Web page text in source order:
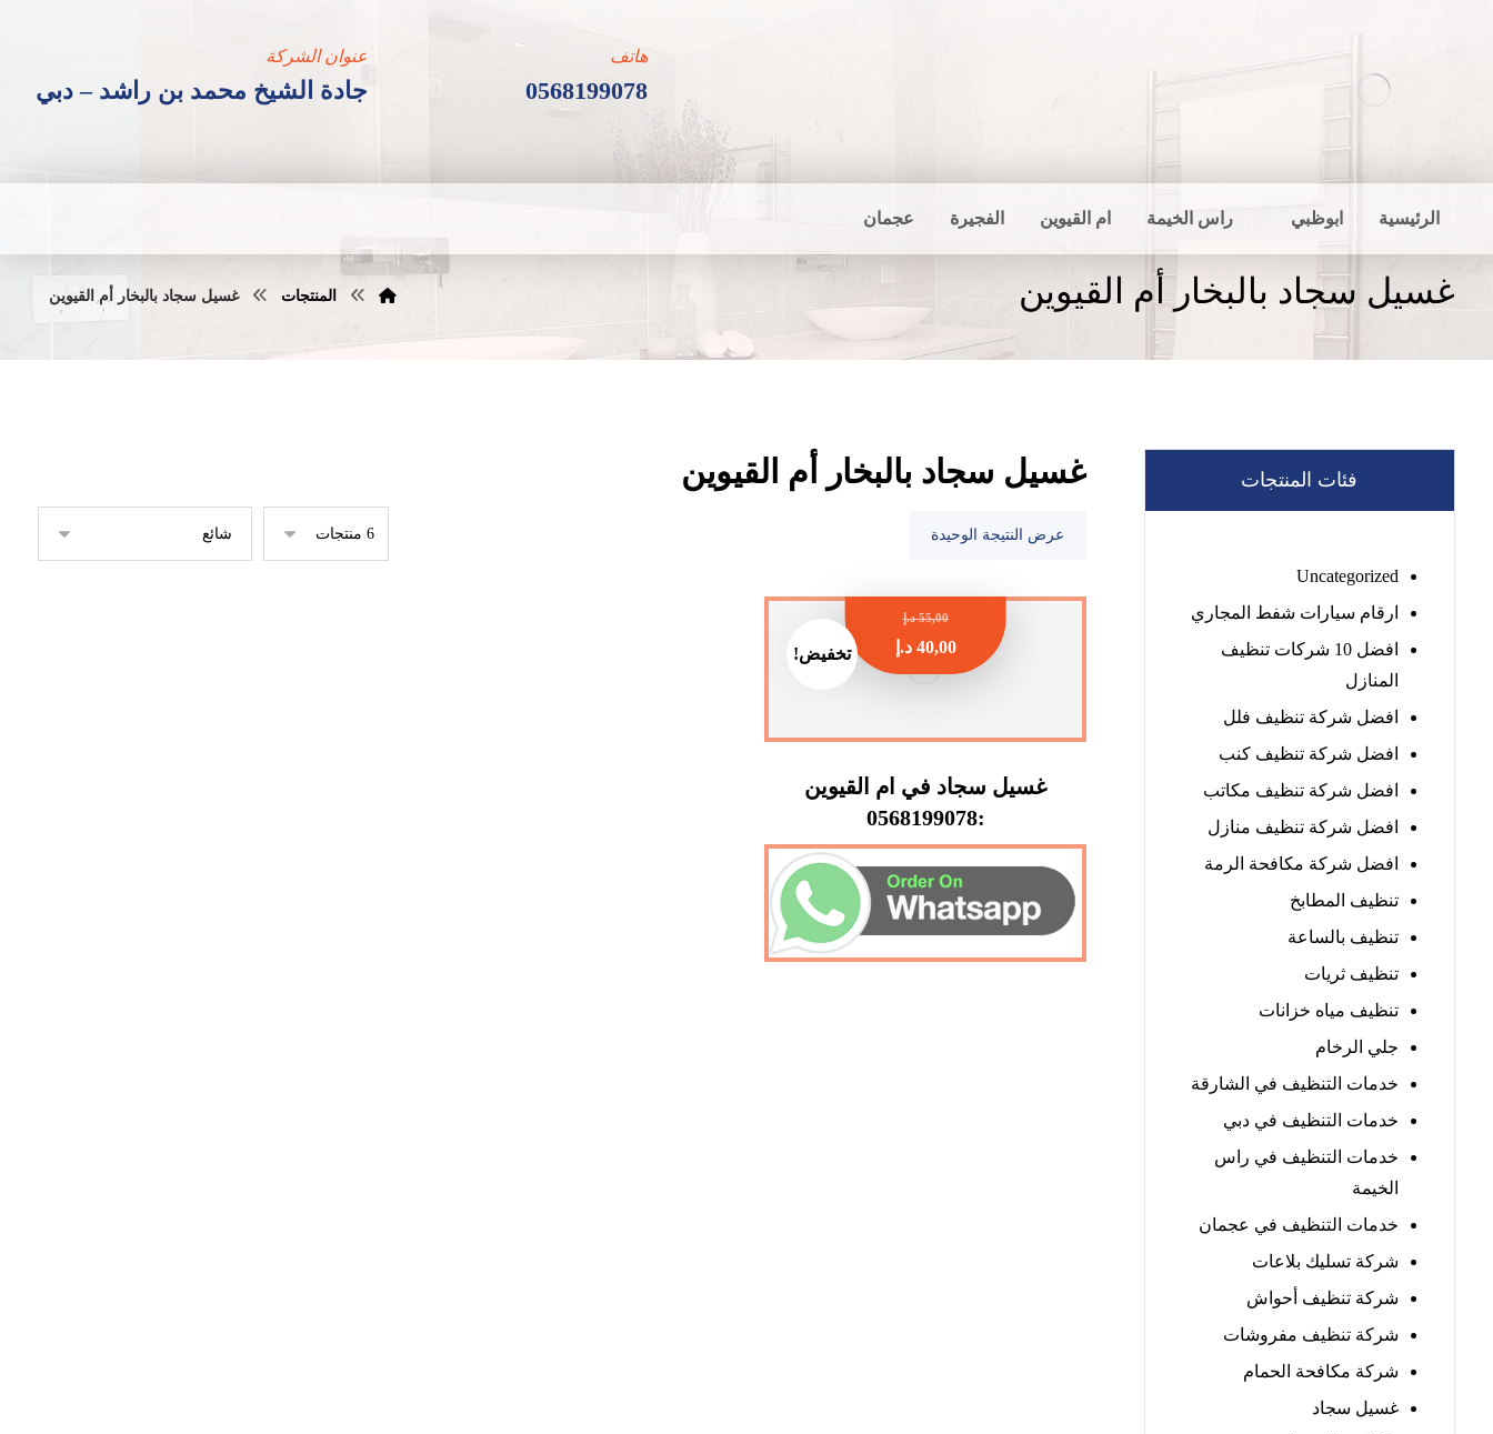
عنوان الشركة
جادة الشيخ محمد بن راشد – دبي
هاتف
0568199078
الرئيسية ابوظبي راس الخيمة ام القيوين الفجيرة عجمان
غسيل سجاد بالبخار أم القيوين المنتجات غسيل سجاد بالبخار أم القيوين
غسيل سجاد بالبخار أم القيوين
عرض النتيجة الوحيدة
تخفيض!
غسيل سجاد في ام القيوين
:0568199078
55,00 د.إ
40,00 د.إ
فئات المنتجات
Uncategorized
ارقام سيارات شفط المجاري
افضل 10 شركات تنظيف
المنازل
افضل شركة تنظيف فلل
افضل شركة تنظيف كنب
افضل شركة تنظيف مكاتب
افضل شركة تنظيف منازل
افضل شركة مكافحة الرمة
تنظيف المطابخ
تنظيف بالساعة
تنظيف ثريات
تنظيف مياه خزانات
جلي الرخام
خدمات التنظيف في الشارقة
خدمات التنظيف في دبي
خدمات التنظيف في راس
الخيمة
خدمات التنظيف في عجمان
شركة تسليك بلاعات
شركة تنظيف أحواش
شركة تنظيف مفروشات
شركة مكافحة الحمام
غسيل سجاد